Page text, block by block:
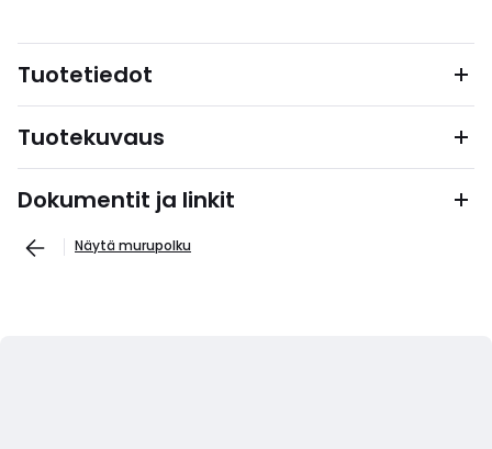
Tuotetiedot
Tuotekuvaus
Dokumentit ja linkit
Näytä murupolku